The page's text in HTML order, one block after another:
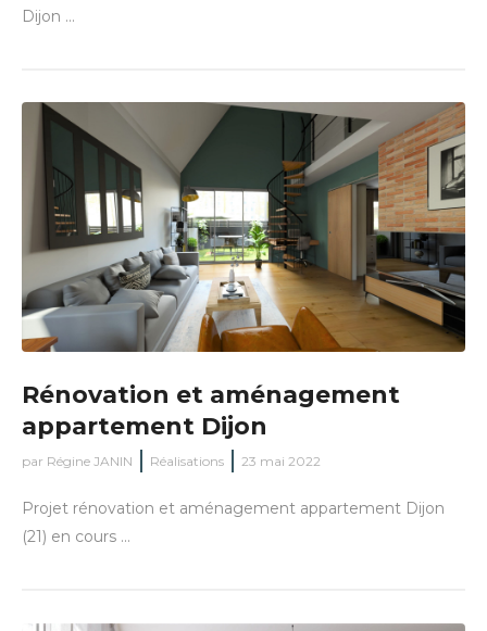
Dijon ...
Rénovation et aménagement
appartement Dijon
par Régine JANIN Réalisations 23 mai 2022
Projet rénovation et aménagement appartement Dijon
(21) en cours ...